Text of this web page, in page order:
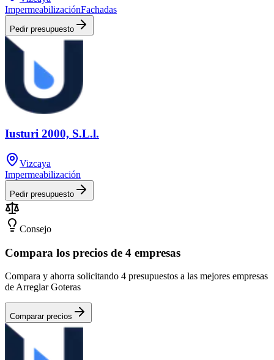
ImpermeabilizaciónFachadas
Pedir presupuesto
Iusturi 2000, S.L.l.
Vizcaya
Impermeabilización
Pedir presupuesto
Consejo
Compara los precios de 4 empresas
Compara y ahorra solicitando 4 presupuestos a las mejores empresas
de Arreglar Goteras
Comparar precios